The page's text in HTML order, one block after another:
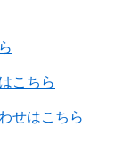
こちら
せはこちら